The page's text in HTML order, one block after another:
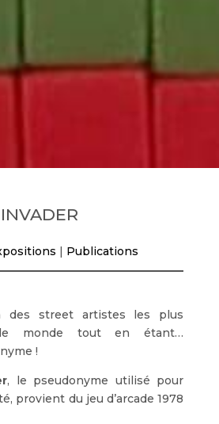
| Publications
des street artistes les plus
monde tout en étant…
!
, le pseudonyme utilisé pour
provient du jeu d’arcade 1978